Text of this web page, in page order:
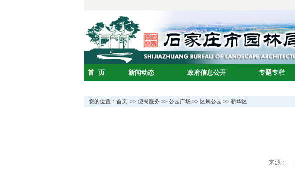
您的位置：首页 >>便民服务 >>公园广场 >>区属公园 >> 新华区
来源：